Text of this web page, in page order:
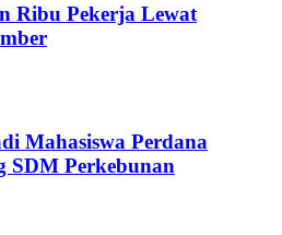
Ribu Pekerja Lewat
Mahasiswa Perdana
SDM Perkebunan